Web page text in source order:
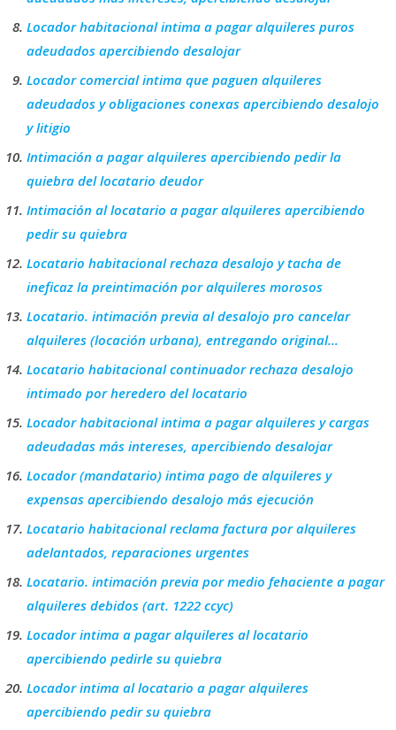
Locador habitacional intima a pagar alquileres puros
adeudados apercibiendo desalojar
Locador comercial intima que paguen alquileres
adeudados y obligaciones conexas apercibiendo desalojo
y litigio
Intimación a pagar alquileres apercibiendo pedir la
quiebra del locatario deudor
Intimación al locatario a pagar alquileres apercibiendo
pedir su quiebra
Locatario habitacional rechaza desalojo y tacha de
ineficaz la preintimación por alquileres morosos
Locatario. intimación previa al desalojo pro cancelar
alquileres (locación urbana), entregando original…
Locatario habitacional continuador rechaza desalojo
intimado por heredero del locatario
Locador habitacional intima a pagar alquileres y cargas
adeudadas más intereses, apercibiendo desalojar
Locador (mandatario) intima pago de alquileres y
expensas apercibiendo desalojo más ejecución
Locatario habitacional reclama factura por alquileres
adelantados, reparaciones urgentes
Locatario. intimación previa por medio fehaciente a pagar
alquileres debidos (art. 1222 ccyc)
Locador intima a pagar alquileres al locatario
apercibiendo pedirle su quiebra
Locador intima al locatario a pagar alquileres
apercibiendo pedir su quiebra